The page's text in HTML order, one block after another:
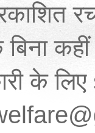
के लिए